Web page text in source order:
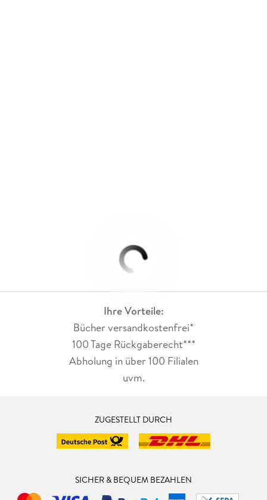
Ihre Vorteile:
Bücher versandkostenfrei*
100 Tage Rückgaberecht***
Abholung in über 100 Filialen
uvm.
ZUGESTELLT DURCH
SICHER & BEQUEM BEZAHLEN